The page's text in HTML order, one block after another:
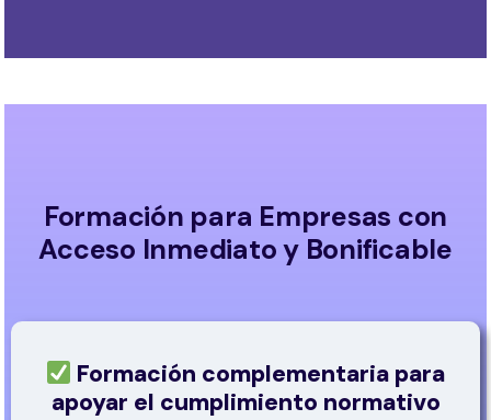
Formación para Empresas con
Acceso Inmediato y Bonificable
Formación complementaria para
apoyar el cumplimiento normativo